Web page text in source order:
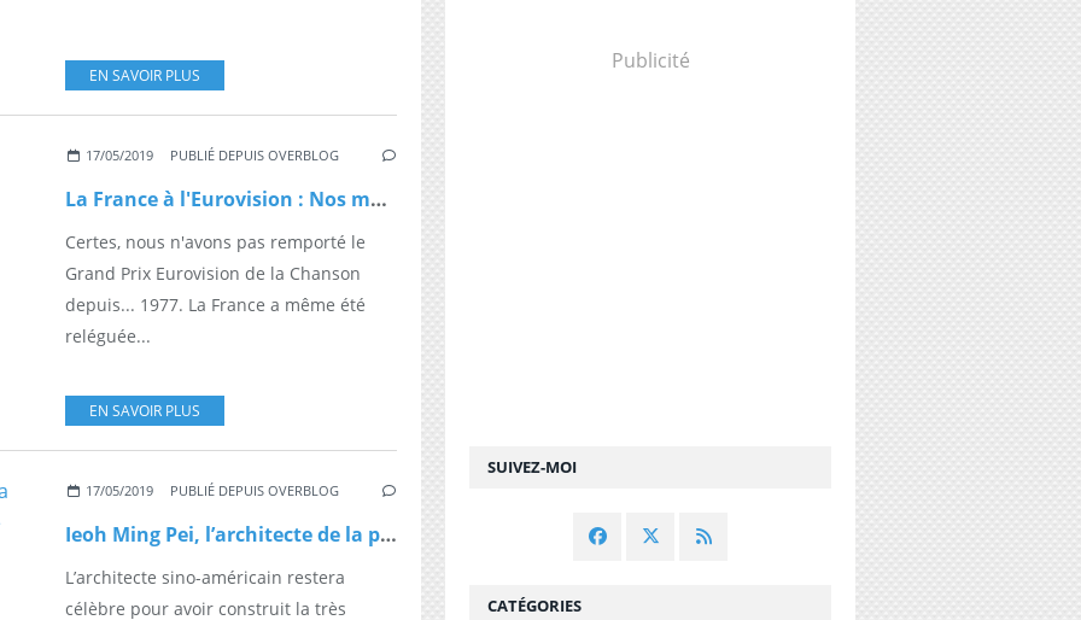
EN SAVOIR PLUS
17/05/2019 PUBLIÉ DEPUIS OVERBLOG
La France à l'Eurovision : Nos meilleurs classements
Certes, nous n'avons pas remporté le
Grand Prix Eurovision de la Chanson
depuis... 1977. La France a même été
reléguée...
EN SAVOIR PLUS
17/05/2019 PUBLIÉ DEPUIS OVERBLOG
Ieoh Ming Pei, l’architecte de la pyramide du Louvre, est décédé
L’architecte sino-américain restera
célèbre pour avoir construit la très
SUIVEZ-MOI
Publicité
CATÉGORIES